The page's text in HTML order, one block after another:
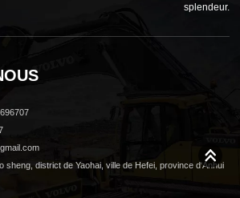
splendeur.
sheng, district de Yaohai, ville de Hefei, province d'Anhui